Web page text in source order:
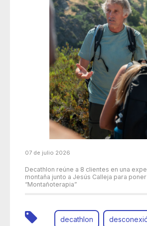
07 de julio 2026
Decathlon reúne a 8 clientes en una
montaña junto a Jesús Calleja para
“Montañoterapia”
decathlon